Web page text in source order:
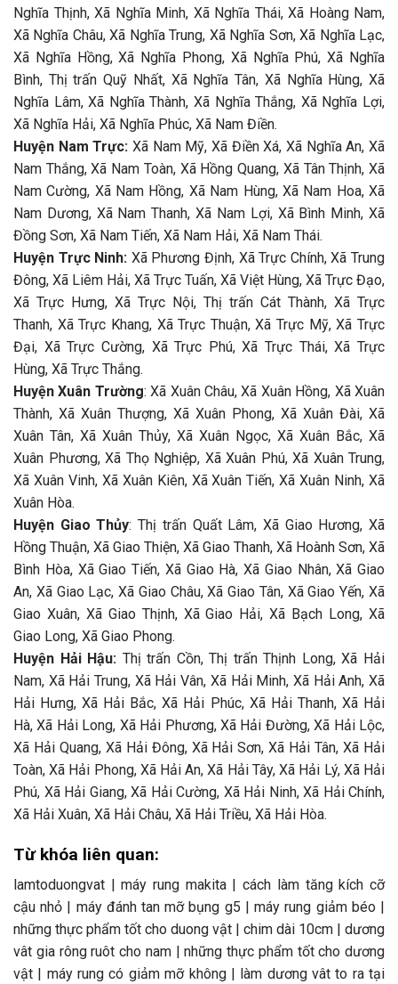
Nghĩa Thịnh, Xã Nghĩa Minh, Xã Nghĩa Thái, Xã Hoàng Nam,
Xã Nghĩa Châu, Xã Nghĩa Trung, Xã Nghĩa Sơn, Xã Nghĩa Lạc,
Xã Nghĩa Hồng, Xã Nghĩa Phong, Xã Nghĩa Phú, Xã Nghĩa
Bình, Thị trấn Quỹ Nhất, Xã Nghĩa Tân, Xã Nghĩa Hùng, Xã
Nghĩa Lâm, Xã Nghĩa Thành, Xã Nghĩa Thắng, Xã Nghĩa Lợi,
Xã Nghĩa Hải, Xã Nghĩa Phúc, Xã Nam Điền.
Huyện Nam Trực: Xã Nam Mỹ, Xã Điền Xá, Xã Nghĩa An, Xã
Nam Thắng, Xã Nam Toàn, Xã Hồng Quang, Xã Tân Thịnh, Xã
Nam Cường, Xã Nam Hồng, Xã Nam Hùng, Xã Nam Hoa, Xã
Nam Dương, Xã Nam Thanh, Xã Nam Lợi, Xã Bình Minh, Xã
Đồng Sơn, Xã Nam Tiến, Xã Nam Hải, Xã Nam Thái.
Huyện Trực Ninh: Xã Phương Định, Xã Trực Chính, Xã Trung
Đông, Xã Liêm Hải, Xã Trực Tuấn, Xã Việt Hùng, Xã Trực Đạo,
Xã Trực Hưng, Xã Trực Nội, Thị trấn Cát Thành, Xã Trực
Thanh, Xã Trực Khang, Xã Trực Thuận, Xã Trực Mỹ, Xã Trực
Đại, Xã Trực Cường, Xã Trực Phú, Xã Trực Thái, Xã Trực
Hùng, Xã Trực Thắng.
Huyện Xuân Trường: Xã Xuân Châu, Xã Xuân Hồng, Xã Xuân
Thành, Xã Xuân Thượng, Xã Xuân Phong, Xã Xuân Đài, Xã
Xuân Tân, Xã Xuân Thủy, Xã Xuân Ngọc, Xã Xuân Bắc, Xã
Xuân Phương, Xã Thọ Nghiệp, Xã Xuân Phú, Xã Xuân Trung,
Xã Xuân Vinh, Xã Xuân Kiên, Xã Xuân Tiến, Xã Xuân Ninh, Xã
Xuân Hòa.
Huyện Giao Thủy: Thị trấn Quất Lâm, Xã Giao Hương, Xã
Hồng Thuận, Xã Giao Thiện, Xã Giao Thanh, Xã Hoành Sơn, Xã
Bình Hòa, Xã Giao Tiến, Xã Giao Hà, Xã Giao Nhân, Xã Giao
An, Xã Giao Lạc, Xã Giao Châu, Xã Giao Tân, Xã Giao Yến, Xã
Giao Xuân, Xã Giao Thịnh, Xã Giao Hải, Xã Bạch Long, Xã
Giao Long, Xã Giao Phong.
Huyện Hải Hậu: Thị trấn Cồn, Thị trấn Thịnh Long, Xã Hải
Nam, Xã Hải Trung, Xã Hải Vân, Xã Hải Minh, Xã Hải Anh, Xã
Hải Hưng, Xã Hải Bắc, Xã Hải Phúc, Xã Hải Thanh, Xã Hải
Hà, Xã Hải Long, Xã Hải Phương, Xã Hải Đường, Xã Hải Lộc,
Xã Hải Quang, Xã Hải Đông, Xã Hải Sơn, Xã Hải Tân, Xã Hải
Toàn, Xã Hải Phong, Xã Hải An, Xã Hải Tây, Xã Hải Lý, Xã Hải
Phú, Xã Hải Giang, Xã Hải Cường, Xã Hải Ninh, Xã Hải Chính,
Xã Hải Xuân, Xã Hải Châu, Xã Hải Triều, Xã Hải Hòa.
Từ khóa liên quan:
lamtoduongvat | máy rung makita | cách làm tăng kích cỡ
cậu nhỏ | máy đánh tan mỡ bụng g5 | máy rung giảm béo |
những thực phẩm tốt cho duong vật | chim dài 10cm | dương
vât gia rông ruôt cho nam | những thực phẩm tốt cho dương
vật | máy rung có giảm mỡ không | làm dương vât to ra tại